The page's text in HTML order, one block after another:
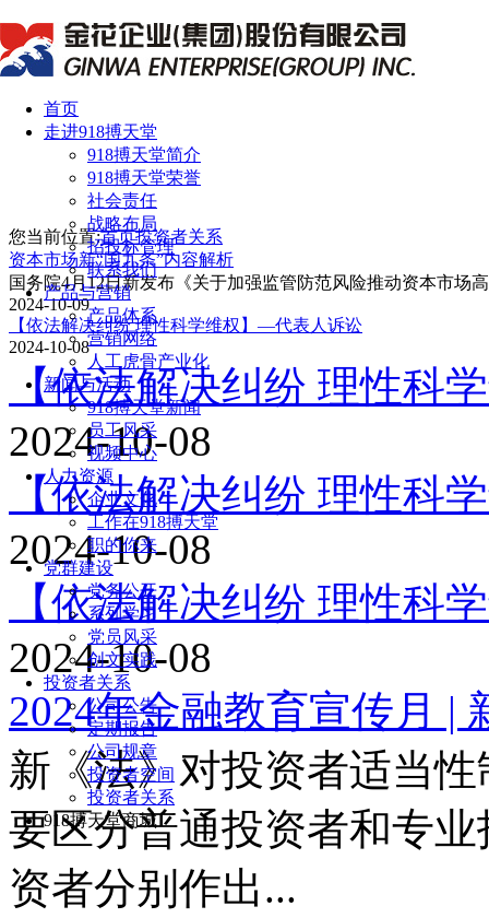
首页
走进918搏天堂
918搏天堂简介
918搏天堂荣誉
社会责任
战略布局
招投标管理
联系我们
产品与营销
产品体系
营销网络
人工虎骨产业化
新闻与活动
918搏天堂新闻
员工风采
视频中心
人力资源
企业文化
工作在918搏天堂
职的你来
党群建设
党务公开
系列学习
党员风采
创文实践
投资者关系
公司公告
定期报告
公司规章
投资者空间
投资者关系
918搏天堂商城
您当前位置:首页投资者关系
资本市场新“国九条”内容解析
国务院4月12日新发布《关于加强监管防范风险推动资本市场
2024-10-09
【依法解决纠纷 理性科学维权】—代表人诉讼
2024-10-08
【依法解决纠纷 理性科
2024-10-08
【依法解决纠纷 理性科
2024-10-08
【依法解决纠纷 理性科
2024-10-08
2024年金融教育宣传月 |
新《法》对投资者适当
要区分普通投资者和专
资者分别作出...